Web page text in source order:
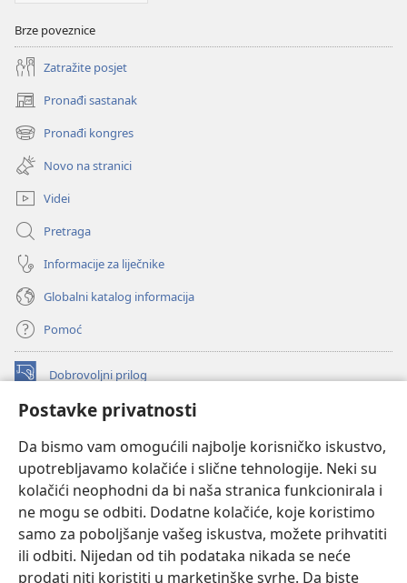
Postavke privatnosti
Da bismo vam omogućili najbolje korisničko iskustvo,
upotrebljavamo kolačiće i slične tehnologije. Neki su
kolačići neophodni da bi naša stranica funkcionirala i
ne mogu se odbiti. Dodatne kolačiće, koje koristimo
samo za poboljšanje vašeg iskustva, možete prihvatiti
ili odbiti. Nijedan od tih podataka nikada se neće
prodati niti koristiti u marketinške svrhe. Da biste
Brze poveznice
Zatražite posjet
Pronađi sastanak
(otvara
se
novi
prozor)
Pronađi kongres
(otvara
se
novi
prozor)
Novo na stranici
Videi
Pretraga
Informacije za liječnike
Globalni katalog informacija
Pomoć
Dobrovoljni prilog
(otvara
se
novi
INTERNETSKA BIBLIOTEKA Watchtower
se
novi
prozor)
JW Hub
(otvara
se
novi
JW Library
Watchtower Library